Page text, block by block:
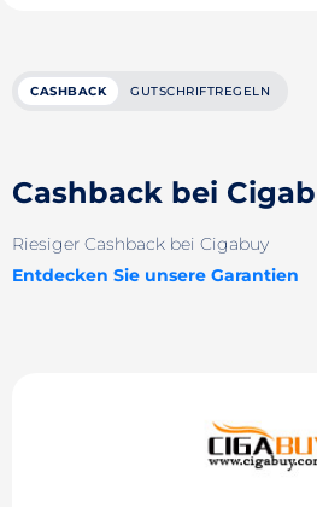
CASHBACK GUTSCHRIFTREGELN
Cashback bei
Riesiger Cashback bei Cigabuy
Entdecken Sie unsere Garantien